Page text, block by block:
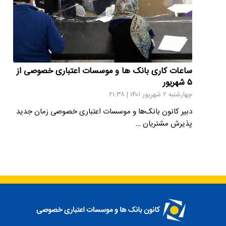
ساعات کاری بانک ها و موسسات اعتباری خصوصی از
۵ شهریور
چهارشنبه ۲ شهریور ۱۴۰۱ | ۲۱:۳۸
دبیر کانون بانک‌ها و موسسات اعتباری خصوصی زمان جدید
پذیرش مشتریان …